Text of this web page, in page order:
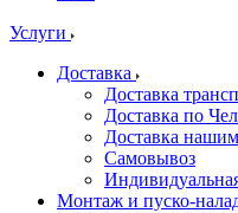
Услуги
Доставка
Доставка
Доставка по
Доставка
Самовывоз
Монтаж и пуско-